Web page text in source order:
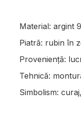
Material: argint
Piatră: rubin în
Proveniență:
Tehnică:
Simbolism: